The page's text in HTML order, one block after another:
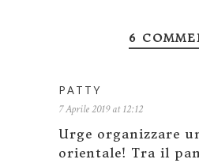
6
PATTY
7 Aprile 2019 at 12:12
Urge organizzare
orientale! Tra il